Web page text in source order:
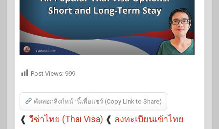
Post Views: 999
คัดลอกลิงก์หน้านี้เพื่อแชร์ (Copy Link to Share)
❰ วีซ่าไทย (Thai Visa) ❰ ลงทะเบียนเข้าไทย